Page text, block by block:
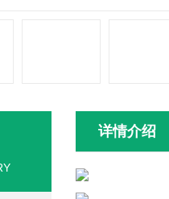
详情介绍